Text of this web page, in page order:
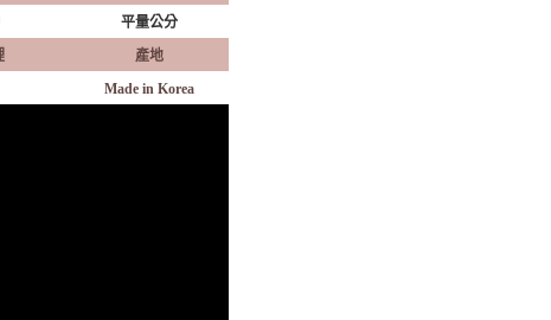
平量公分
產地
Made in Korea